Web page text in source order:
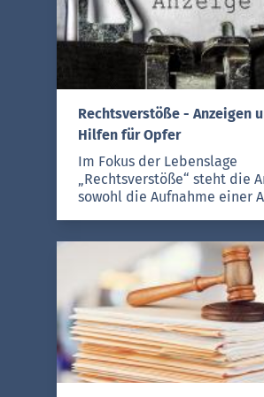
Rechtsverstöße - Anzeigen
Hilfen für Opfer
Im Fokus der Lebenslage
„Rechtsverstöße“ steht die
sowohl die Aufnahme einer
Anzeigenaufnahme im Falle
vermisster Personen, bei
oder Diebstahl der EC- bzw.
Kreditkarte oder wegen
Lärmbelästigung. Im
sich die Lebenslage mit
gerichtlichen Maßnahmen
Schutz vor Gewalt und